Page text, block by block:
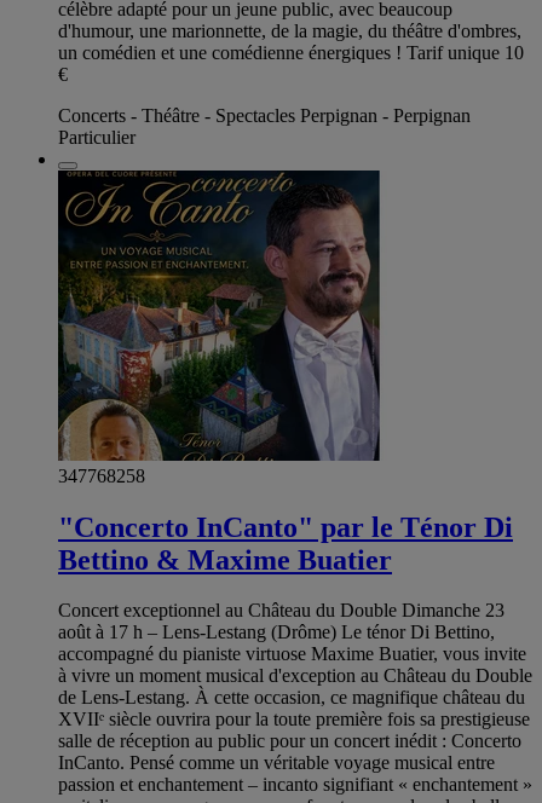
célèbre adapté pour un jeune public, avec beaucoup
d'humour, une marionnette, de la magie, du théâtre d'ombres,
un comédien et une comédienne énergiques ! Tarif unique 10
€
Concerts - Théâtre - Spectacles Perpignan - Perpignan
Particulier
347768258
"Concerto InCanto" par le Ténor Di
Bettino & Maxime Buatier
Concert exceptionnel au Château du Double Dimanche 23
août à 17 h – Lens-Lestang (Drôme) Le ténor Di Bettino,
accompagné du pianiste virtuose Maxime Buatier, vous invite
à vivre un moment musical d'exception au Château du Double
de Lens-Lestang. À cette occasion, ce magnifique château du
XVIIᵉ siècle ouvrira pour la toute première fois sa prestigieuse
salle de réception au public pour un concert inédit : Concerto
InCanto. Pensé comme un véritable voyage musical entre
passion et enchantement – incanto signifiant « enchantement »